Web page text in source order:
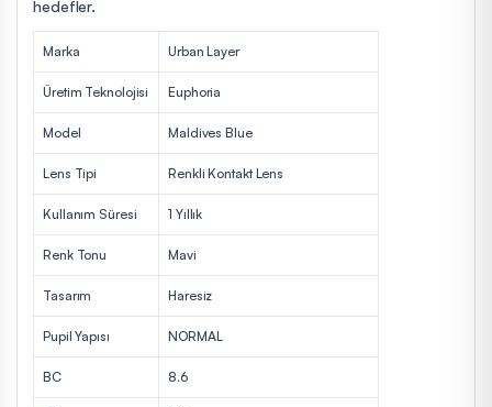
hedefler.
Marka Urban Layer
Üretim Teknolojisi Euphoria
Model Maldives Blue
Lens Tipi Renkli Kontakt Lens
Kullanım Süresi 1 Yıllık
Renk Tonu Mavi
Tasarım Haresiz
Pupil Yapısı NORMAL
BC 8.6